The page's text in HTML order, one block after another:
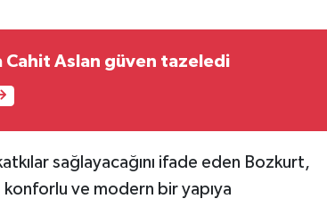
Cahit Aslan güven tazeledi
sağlayacağını ifade eden Bozkurt,
konforlu ve modern bir yapıya